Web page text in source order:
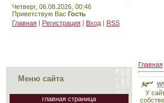
Четверг, 06.08.2026, 00:46
Приветствую Вас Гость
Главная | Регистрация | Вход | RSS
Меню сайта
главная страница
Главная
У